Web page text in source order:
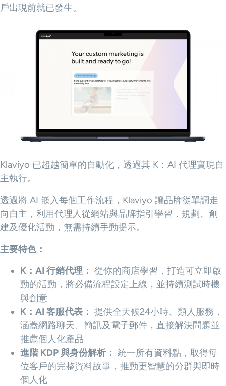
戶出現前就已發生。
Klaviyo 已超越簡單的自動化，透過其 K：AI 代理實現自
主執行。
透過將 AI 嵌入每個工作流程，Klaviyo 讓品牌從單調走
向自主，利用代理人從網站與品牌指引學習，規劃、創
建及優化活動，無需持續手動提示。
主要特色：
K：AI 行銷代理： 從你的商店學習，打造可立即啟
動的活動，將必備流程設定上線，並持續測試時機
與創意
K：AI 客服代表： 提供全天候24小時、類人服務，
涵蓋網路聊天、簡訊及電子郵件，直接解決問題並
推薦個人化產品
進階 KDP 與身份解析： 統一所有資料點，取得每
位客戶的完整資料故事，推動更智慧的分群與即時
個人化